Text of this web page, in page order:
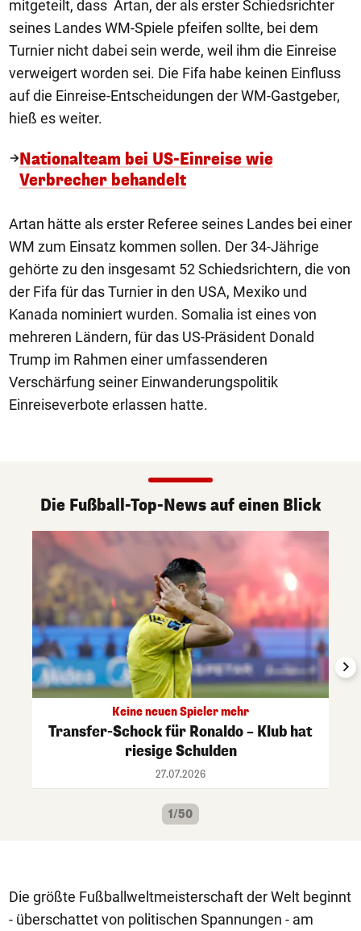
mitgeteilt, dass Artan, der als erster Schiedsrichter
seines Landes WM-Spiele pfeifen sollte, bei dem
Turnier nicht dabei sein werde, weil ihm die Einreise
verweigert worden sei. Die Fifa habe keinen Einfluss
auf die Einreise-Entscheidungen der WM-Gastgeber,
hieß es weiter.
Nationalteam bei US-Einreise wie
Verbrecher behandelt
Artan hätte als erster Referee seines Landes bei einer
WM zum Einsatz kommen sollen. Der 34-Jährige
gehörte zu den insgesamt 52 Schiedsrichtern, die von
der Fifa für das Turnier in den USA, Mexiko und
Kanada nominiert wurden. Somalia ist eines von
mehreren Ländern, für das US-Präsident Donald
Trump im Rahmen einer umfassenderen
Verschärfung seiner Einwanderungspolitik
Einreiseverbote erlassen hatte.
Die Fußball-Top-News auf einen Blick
Keine neuen Spieler mehr
Transfer-Schock für Ronaldo – Klub hat
riesige Schulden
27.07.2026
1/50
Die größte Fußballweltmeisterschaft der Welt beginnt
- überschattet von politischen Spannungen - am